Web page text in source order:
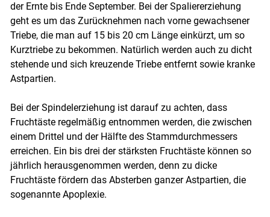
der Ernte bis Ende September. Bei der Spaliererziehung
geht es um das Zurücknehmen nach vorne gewachsener
Triebe, die man auf 15 bis 20 cm Länge einkürzt, um so
Kurztriebe zu bekommen. Natürlich werden auch zu dicht
stehende und sich kreuzende Triebe entfernt sowie kranke
Astpartien.
Bei der Spindelerziehung ist darauf zu achten, dass
Fruchtäste regelmäßig entnommen werden, die zwischen
einem Drittel und der Hälfte des Stammdurchmessers
erreichen. Ein bis drei der stärksten Fruchtäste können so
jährlich herausgenommen werden, denn zu dicke
Fruchtäste fördern das Absterben ganzer Astpartien, die
sogenannte Apoplexie.